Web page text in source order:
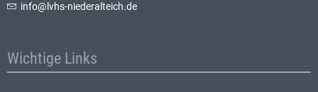
info@lvhs-niederalteich.de
Wichtige Links